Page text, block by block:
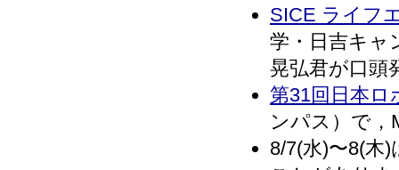
SICE ライフ
学・日吉キャ
晃弘君が口頭
第31回日本ロ
ンパス）で，
8/7(水)〜8(木